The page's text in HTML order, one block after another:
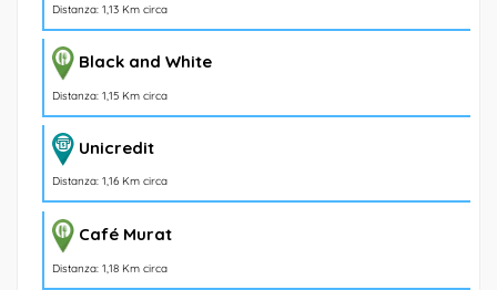
Distanza: 1,13 Km circa
Black and White
Distanza: 1,15 Km circa
Unicredit
Distanza: 1,16 Km circa
Café Murat
Distanza: 1,18 Km circa